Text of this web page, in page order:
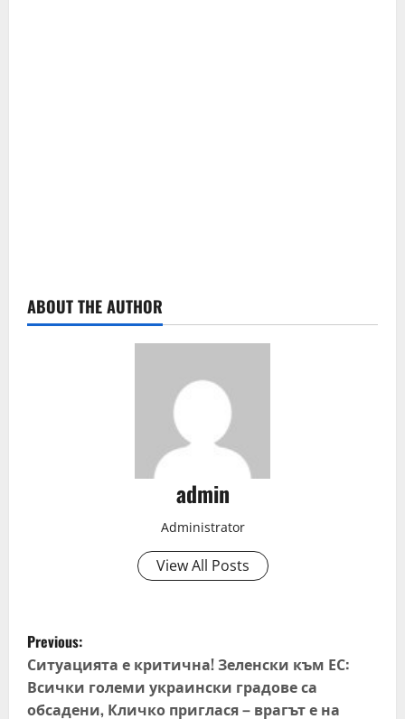
ABOUT THE AUTHOR
admin
Administrator
View All Posts
P
o
s
Previous:
Ситуацията е критична! Зеленски към ЕС:
Всички големи украински градове са
обсадени, Кличко приглася – врагът е на